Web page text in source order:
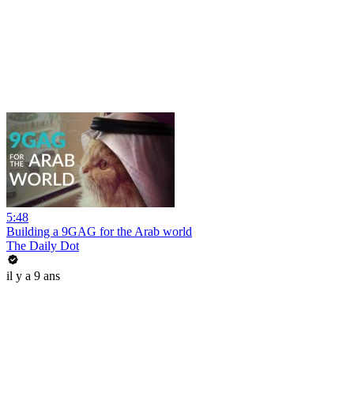
5:48
Building a 9GAG for the Arab world
The Daily Dot
il y a 9 ans